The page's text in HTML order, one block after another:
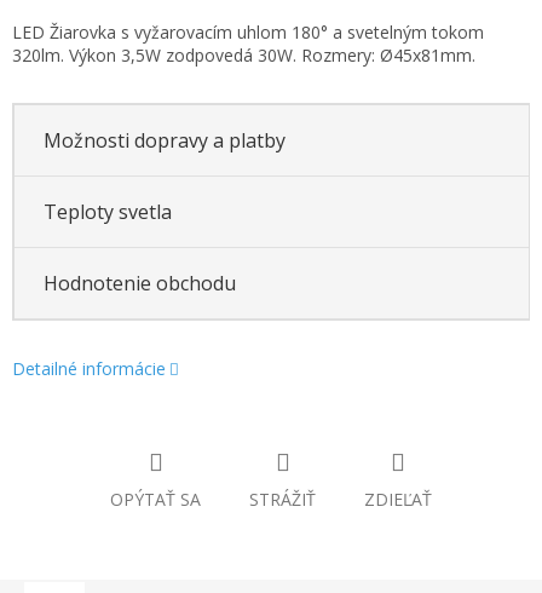
LED Žiarovka s vyžarovacím uhlom 180° a svetelným tokom
320lm. Výkon 3,5W zodpovedá 30W. Rozmery: Ø45x81mm.
Možnosti dopravy a platby
Teploty svetla
Hodnotenie obchodu
Detailné informácie
OPÝTAŤ SA STRÁŽIŤ ZDIEĽAŤ